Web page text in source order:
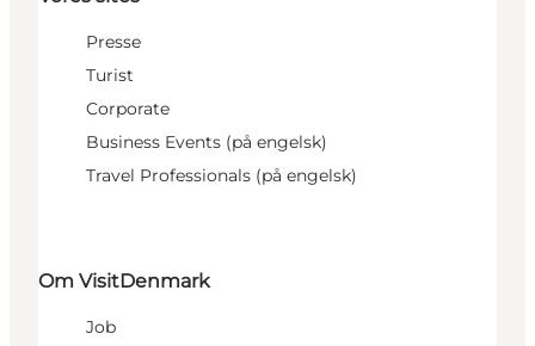
Presse
Turist
Corporate
Business Events (på engelsk)
Travel Professionals (på engelsk)
Om VisitDenmark
Job